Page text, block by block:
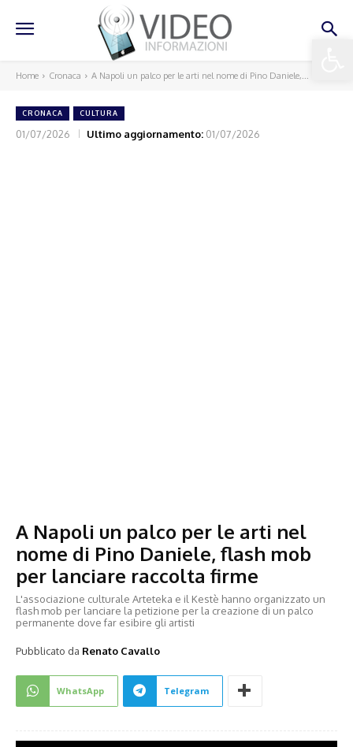
Home Cronaca A Napoli un palco per le arti nel nome di Pino Daniele,...
CRONACA CULTURA
01/07/2026 Ultimo aggiornamento: 01/07/2026
A Napoli un palco per le arti nel
nome di Pino Daniele, flash mob
per lanciare raccolta firme
L'associazione culturale Arteteka e il Kestè hanno organizzato un
flash mob per lanciare la petizione per la creazione di un palco
permanente dove far esibire gli artisti
Pubblicato da Renato Cavallo
WhatsApp Telegram